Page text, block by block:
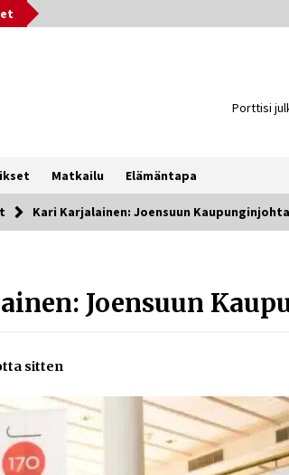
Porttisi
Matkailu Elämäntapa
joka on kasvattanut
Kick-alustalla
YouTube, TikTok, pelit ja
sitten
Rung – rikollisuuden tutkija ja
ehkäisyn näkyvä ääni
Kari Karjalainen: Joensuun
Joensuun
sitten